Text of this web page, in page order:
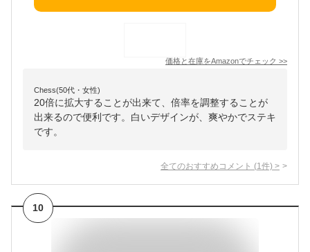
価格と在庫をAmazonでチェック >>
Chess(50代・女性)
20倍に拡大することが出来て、倍率を調整することが
出来るので便利です。白いデザインが、爽やかでステキ
です。
全てのおすすめコメント (1 件) >
10